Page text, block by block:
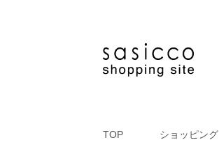
TOP ショッピング